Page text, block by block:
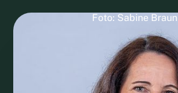
Foto: Sabine Braun